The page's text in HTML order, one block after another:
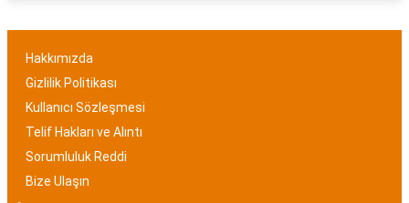
Hakkımızda
Gizlilik Politikası
Kullanıcı Sözleşmesi
Telif Hakları ve Alıntı
Sorumluluk Reddi
Bize Ulaşın